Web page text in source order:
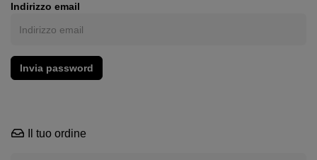
Indirizzo email
Il tuo ordine